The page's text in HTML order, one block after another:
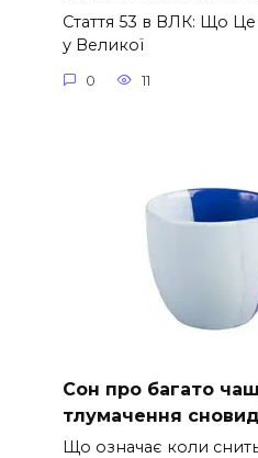
Стаття 53 в ВЛК: Що Це
у Великої
0 11
Сон про багато
тлумачення
Що означає коли